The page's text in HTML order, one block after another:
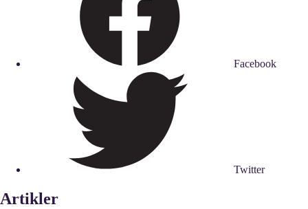
Facebook
Twitter
Artikler